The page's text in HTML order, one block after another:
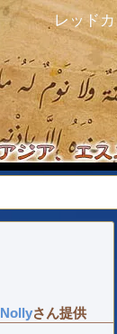
レッド
Nollyさん提供